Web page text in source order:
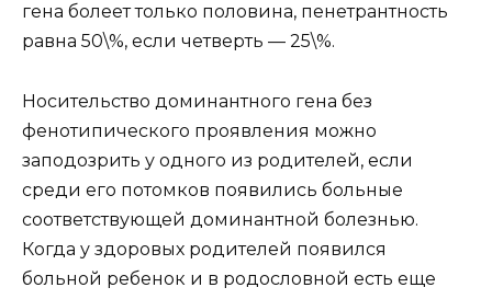
гена болеет только половина, пенетрантность
равна 50\%, если четверть — 25\%.
Носительство доминантного гена без
фенотипического проявления можно
заподозрить у одного из родителей, если
среди его потомков появились больные
соответствующей доминантной болезнью.
Когда у здоровых родителей появился
больной ребенок и в родословной есть еще